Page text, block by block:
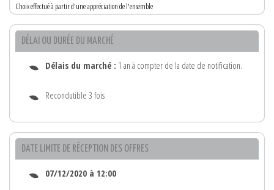
Choix effectué à partir d'une appréciation de l'ensemble
DÉLAI OU DURÉE DU MARCHÉ
Délais du marché : 1 an à compter de la date de notification.
Recondutible 3 fois
DATE LIMITE DE RÉCEPTION DES OFFRES
07/12/2020 à 12:00